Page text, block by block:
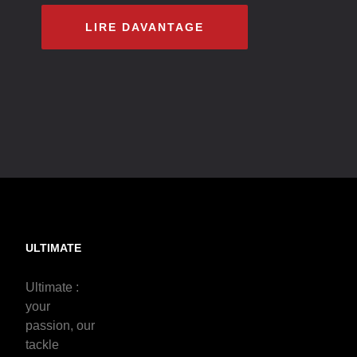
LIRE DAVANTAGE
ULTIMATE
Ultimate :
your
passion, our
tackle